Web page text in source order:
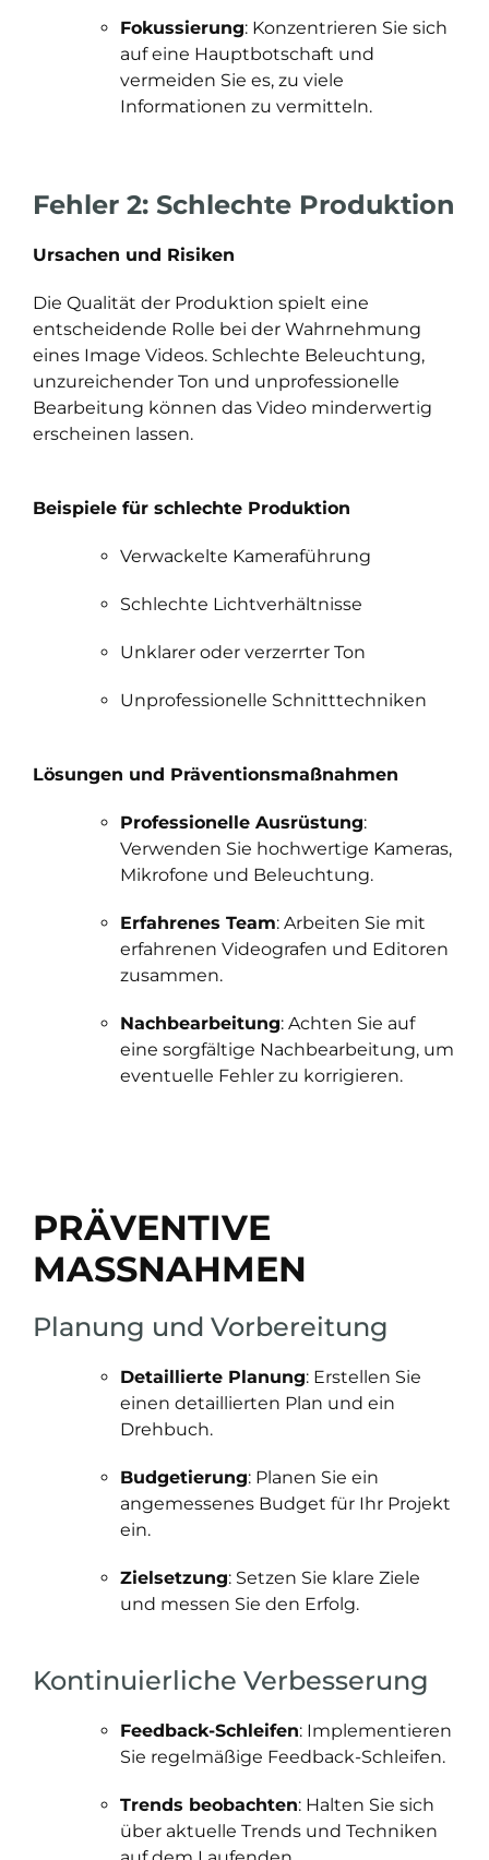
Fokussierung: Konzentrieren Sie sich
auf eine Hauptbotschaft und
vermeiden Sie es, zu viele
Informationen zu vermitteln.
Fehler 2: Schlechte Produktion
Ursachen und Risiken
Die Qualität der Produktion spielt eine
entscheidende Rolle bei der Wahrnehmung
eines Image Videos. Schlechte Beleuchtung,
unzureichender Ton und unprofessionelle
Bearbeitung können das Video minderwertig
erscheinen lassen.
Beispiele für schlechte Produktion
Verwackelte Kameraführung
Schlechte Lichtverhältnisse
Unklarer oder verzerrter Ton
Unprofessionelle Schnitttechniken
Lösungen und Präventionsmaßnahmen
Professionelle Ausrüstung:
Verwenden Sie hochwertige Kameras,
Mikrofone und Beleuchtung.
Erfahrenes Team: Arbeiten Sie mit
erfahrenen Videografen und Editoren
zusammen.
Nachbearbeitung: Achten Sie auf
eine sorgfältige Nachbearbeitung, um
eventuelle Fehler zu korrigieren.
PRÄVENTIVE
MASSNAHMEN
Planung und Vorbereitung
Detaillierte Planung: Erstellen Sie
einen detaillierten Plan und ein
Drehbuch.
Budgetierung: Planen Sie ein
angemessenes Budget für Ihr Projekt
ein.
Zielsetzung: Setzen Sie klare Ziele
und messen Sie den Erfolg.
Kontinuierliche Verbesserung
Feedback-Schleifen: Implementieren
Sie regelmäßige Feedback-Schleifen.
Trends beobachten: Halten Sie sich
über aktuelle Trends und Techniken